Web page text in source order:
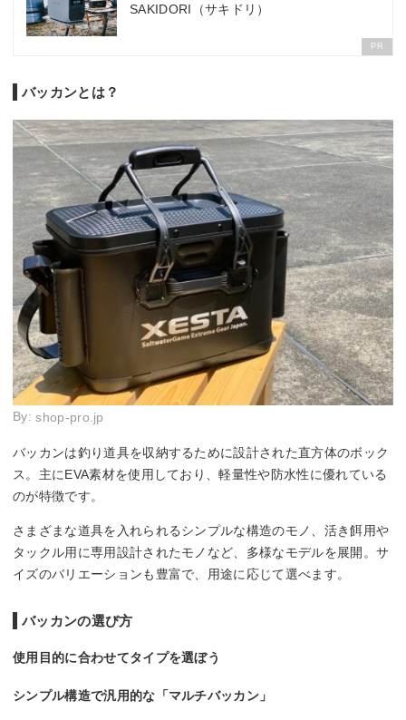
SAKIDORI（サキドリ）
PR
バッカンとは？
By:shop-pro.jp
バッカンは釣り道具を収納するために設計された直方体のボック
ス。主にEVA素材を使用しており、軽量性や防水性に優れている
のが特徴です。
さまざまな道具を入れられるシンプルな構造のモノ、活き餌用や
タックル用に専用設計されたモノなど、多様なモデルを展開。サ
イズのバリエーションも豊富で、用途に応じて選べます。
バッカンの選び方
使用目的に合わせてタイプを選ぼう
シンプル構造で汎用的な「マルチバッカン」